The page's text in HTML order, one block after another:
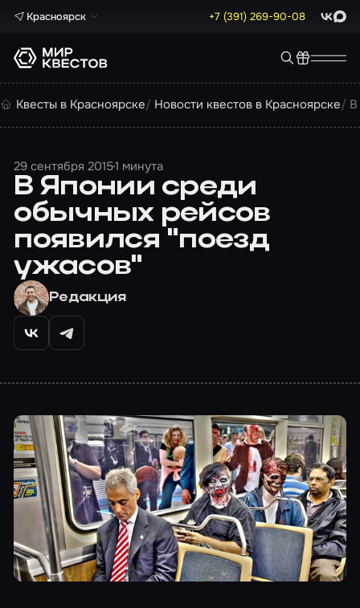
Красноярск +7 (391) 269-90-08 Max
Квесты в Красноярске Новости квестов в Красноярске В
29 сентября 20151 минута
В Японии среди
обычных рейсов
появился "поезд
ужасов"
Редакция